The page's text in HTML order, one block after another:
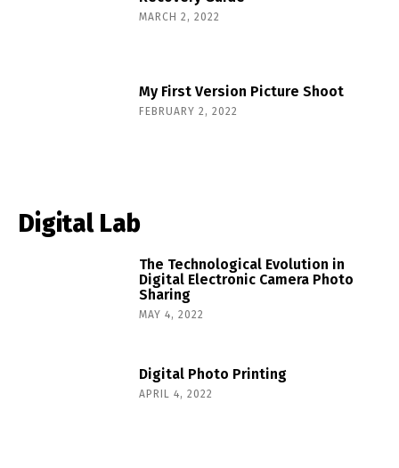
MARCH 2, 2022
My First Version Picture Shoot
FEBRUARY 2, 2022
Digital Lab
The Technological Evolution in
Digital Electronic Camera Photo
Sharing
MAY 4, 2022
Digital Photo Printing
APRIL 4, 2022